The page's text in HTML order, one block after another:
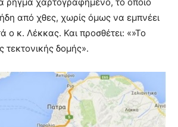
από χθες, χωρίς όμως να εμπνέει
ο κ. Λέκκας. Και προσθέτει: «»Το
τεκτονικής δομής».